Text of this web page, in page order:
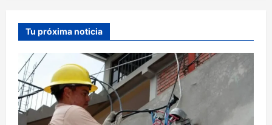
Tu próxima noticia